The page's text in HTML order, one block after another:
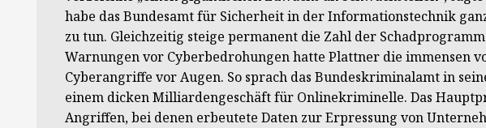
habe das Bundesamt für Sicherheit in der Informationstechnik
zu tun. Gleichzeitig steige permanent die Zahl der
Warnungen vor Cyberbedrohungen hatte Plattner die immensen
Cyberangriffe vor Augen. So sprach das Bundeskriminalamt in
einem dicken Milliardengeschäft für Onlinekriminelle. Das
Angriffen, bei denen erbeutete Daten zur Erpressung von